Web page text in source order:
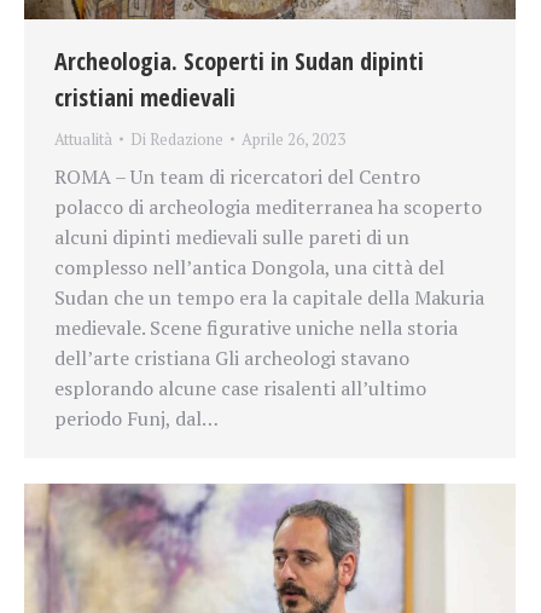
Archeologia. Scoperti in Sudan dipinti
cristiani medievali
Attualità Di Redazione Aprile 26, 2023
ROMA – Un team di ricercatori del Centro
polacco di archeologia mediterranea ha scoperto
alcuni dipinti medievali sulle pareti di un
complesso nell’antica Dongola, una città del
Sudan che un tempo era la capitale della Makuria
medievale. Scene figurative uniche nella storia
dell’arte cristiana Gli archeologi stavano
esplorando alcune case risalenti all’ultimo
periodo Funj, dal…